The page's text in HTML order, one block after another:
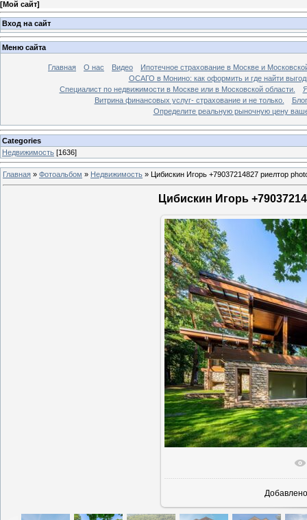
[Мой сайт]
Вход на сайт
Меню сайта
Главная О нас Видео
Ипотечное страхование в Москве и
ОСАГО в Монино: как оформить и где найти
Специалист по недвижимости в Москве или в Московской области.
Витрина финансовых услуг- страхование и не только.
Блог
Определите реальную рыночную цену
Categories
Недвижимость [1636]
Главная » Фотоальбом » Недвижимость » Цибискин Игорь +79037214827 риелтор
Цибискин Игорь
В
Добавлено